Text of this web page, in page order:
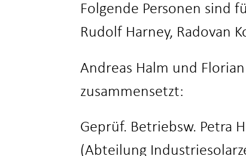
Folgende Personen sind
Rudolf Harney, Radovan
Andreas Halm und
zusammensetzt:
Geprüf. Betriebsw. Petra
(Abteilung